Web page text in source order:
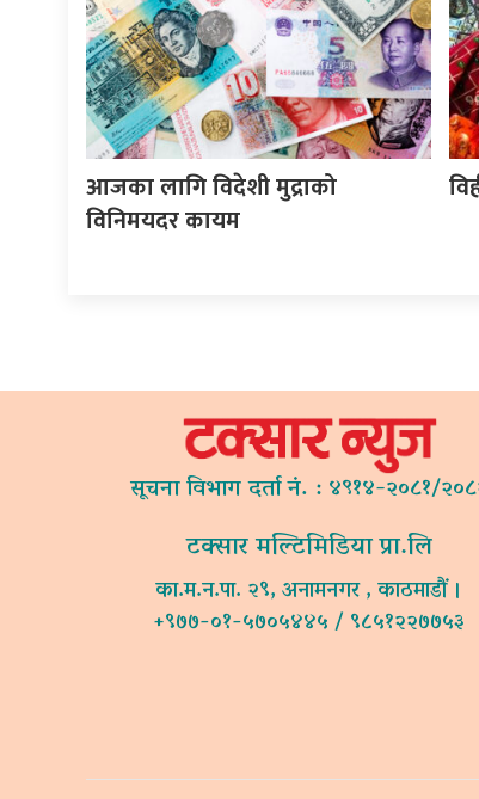
आजका लागि विदेशी मुद्राको
विनिमयदर कायम
सूचना विभाग दर्ता नं. : ४९१४-२०८१/
टक्सार मल्टिमिडिया प्रा.लि
का.म.न.पा. २९, अनामनगर , काठमाडौं ।
+९७७-०१-५७०५४४५ / ९८५१२२७७५३